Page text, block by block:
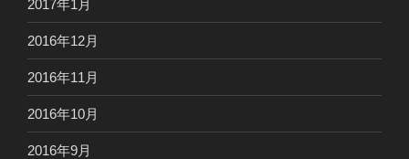
2017年1月
2016年12月
2016年11月
2016年10月
2016年9月